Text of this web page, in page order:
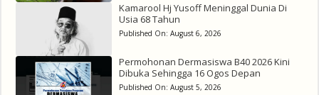
Kamarool Hj Yusoff Meninggal Dunia Di
Usia 68 Tahun
Published On: August 6, 2026
Permohonan Dermasiswa B40 2026 Kini
Dibuka Sehingga 16 Ogos Depan
Published On: August 5, 2026